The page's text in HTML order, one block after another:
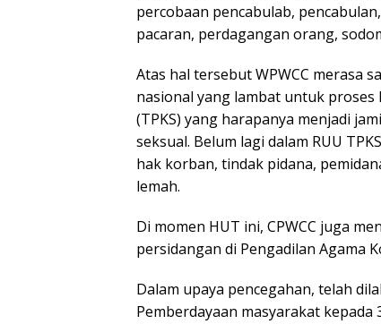
percobaan pencabulab,
pacaran, perdagangan orang,
Atas hal tersebut WPWCC merasa
nasional yang lambat untuk proses
(TPKS) yang harapanya menjadi
seksual. Belum lagi dalam RUU
hak korban, tindak pidana,
lemah.
Di momen HUT ini, CPWCC juga
persidangan di Pengadilan Agama
Dalam upaya pencegahan, telah
Pemberdayaan masyarakat